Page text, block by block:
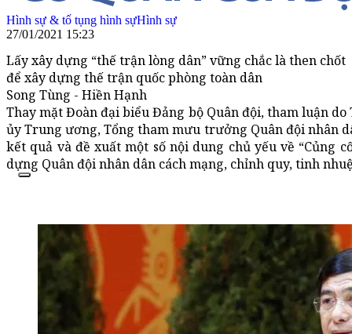
Hình sự & tố tụng hình sựHình sự
27/01/2021 15:23
Lấy xây dựng “thế trận lòng dân” vững chắc là then chốt
để xây dựng thế trận quốc phòng toàn dân
Song Tùng - Hiền Hạnh
Thay mặt Đoàn đại biểu Đảng bộ Quân đội, tham luận
ủy Trung ương, Tổng tham mưu trưởng Quân đội nhân
kết quả và đề xuất một số nội dung chủ yếu về “Củng
dựng Quân đội nhân dân cách mạng, chỉnh quy, tinh